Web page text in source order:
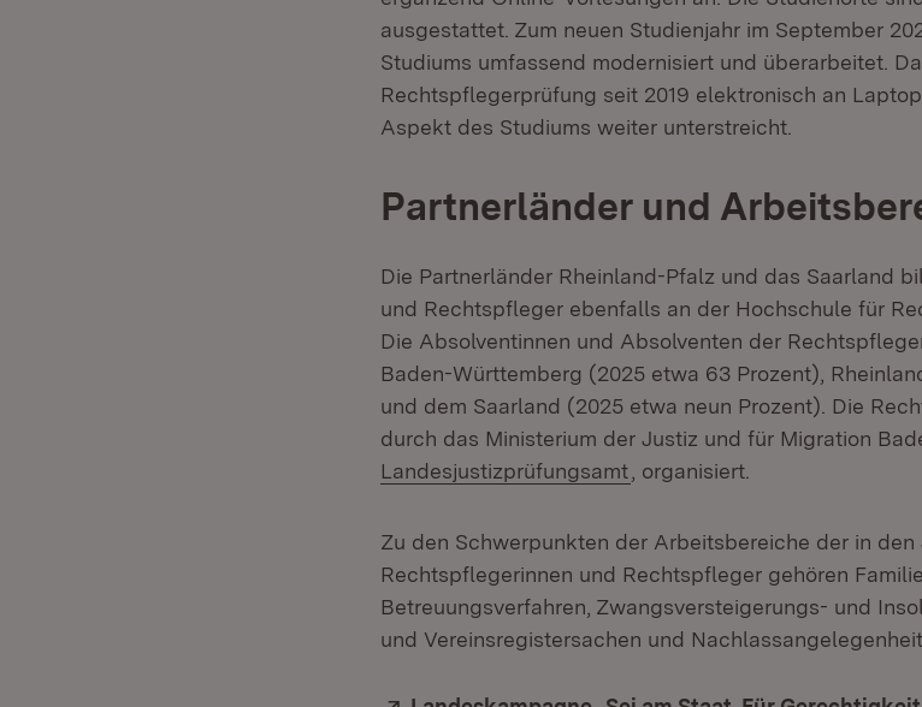
ausgestattet. Zum neuen Studienjahr im September
Studiums umfassend modernisiert und überarbeitet.
Rechtspflegerprüfung seit 2019 elektronisch an
Aspekt des Studiums weiter unterstreicht.
Partnerländer und
Die Partnerländer Rheinland-Pfalz und das Saarland
und Rechtspfleger ebenfalls an der Hochschule für
Die Absolventinnen und Absolventen der
Baden-Württemberg (2025 etwa 63 Prozent),
und dem Saarland (2025 etwa neun Prozent). Die
durch das Ministerium der Justiz und für Migration
Landesjustizprüfungsamt (Öffnet in neuem Fenster)
, organisiert.
Zu den Schwerpunkten der Arbeitsbereiche der in
Rechtspflegerinnen und Rechtspfleger gehören
Betreuungsverfahren, Zwangsversteigerungs- und
und Vereinsregistersachen und